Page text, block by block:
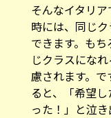
そんなイタリ
時には、同じ
できます。も
じクラスにな
慮されます。
ると、「希望
った！」と泣き